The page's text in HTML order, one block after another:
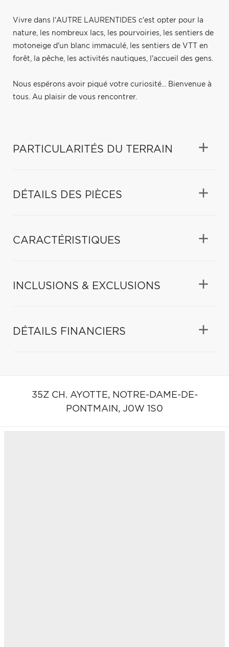
Vivre dans l'AUTRE LAURENTIDES c'est opter pour la
nature, les nombreux lacs, les pourvoiries, les sentiers de
motoneige d'un blanc immaculé, les sentiers de VTT en
forêt, la pêche, les activités nautiques, l'accueil des gens.
Nous espérons avoir piqué votre curiosité... Bienvenue à
tous. Au plaisir de vous rencontrer.
PARTICULARITÉS DU TERRAIN
DÉTAILS DES PIÈCES
CARACTÉRISTIQUES
INCLUSIONS & EXCLUSIONS
DÉTAILS FINANCIERS
35Z CH. AYOTTE, NOTRE-DAME-DE-
PONTMAIN, J0W 1S0